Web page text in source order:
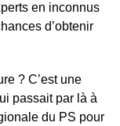
en inconnus
d’obtenir
? C’est une
passait par là à
du PS pour